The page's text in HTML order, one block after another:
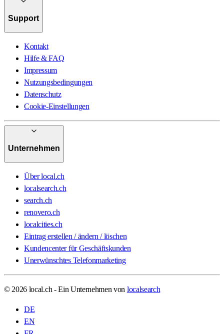
Support
Kontakt
Hilfe & FAQ
Impressum
Nutzungsbedingungen
Datenschutz
Cookie-Einstellungen
Unternehmen
Über local.ch
localsearch.ch
search.ch
renovero.ch
localcities.ch
Eintrag erstellen / ändern / löschen
Kundencenter für Geschäftskunden
Unerwünschtes Telefonmarketing
© 2026 local.ch - Ein Unternehmen von localsearch
DE
EN